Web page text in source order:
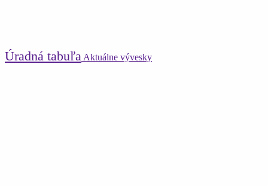
Úradná tabuľa Aktuálne vývesky